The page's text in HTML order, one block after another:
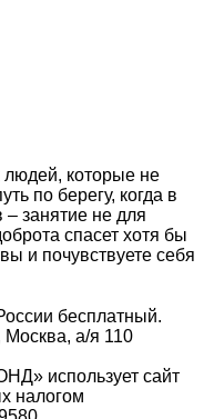
которые не
по берегу, когда в
– занятие не для
спасет хотя бы
и почувствуете себя
бесплатный.
Москва, а/я 110
использует сайт
налогом